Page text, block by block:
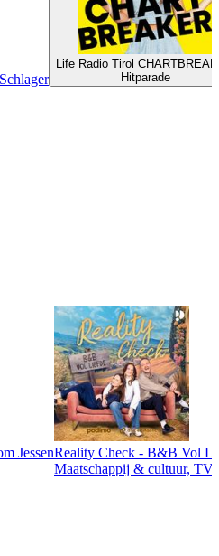
Life Radio Tirol
Hitparade
JessenReality Check - B&B Vol
Maatschappij & cultuur,